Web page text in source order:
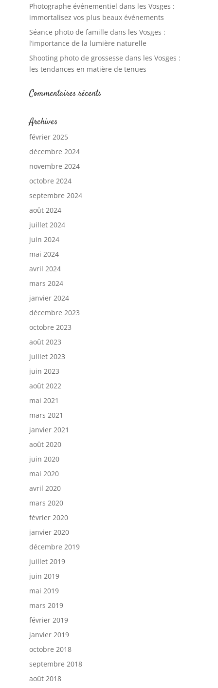
Photographe événementiel dans les Vosges :
immortalisez vos plus beaux événements
Séance photo de famille dans les Vosges :
l’importance de la lumière naturelle
Shooting photo de grossesse dans les Vosges :
les tendances en matière de tenues
Commentaires récents
Archives
février 2025
décembre 2024
novembre 2024
octobre 2024
septembre 2024
août 2024
juillet 2024
juin 2024
mai 2024
avril 2024
mars 2024
janvier 2024
décembre 2023
octobre 2023
août 2023
juillet 2023
juin 2023
août 2022
mai 2021
mars 2021
janvier 2021
août 2020
juin 2020
mai 2020
avril 2020
mars 2020
février 2020
janvier 2020
décembre 2019
juillet 2019
juin 2019
mai 2019
mars 2019
février 2019
janvier 2019
octobre 2018
septembre 2018
août 2018